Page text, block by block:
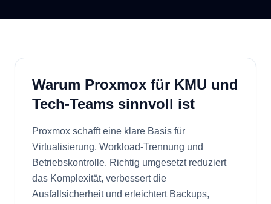
Warum Proxmox für KMU und
Tech-Teams sinnvoll ist
Proxmox schafft eine klare Basis für
Virtualisierung, Workload-Trennung und
Betriebskontrolle. Richtig umgesetzt reduziert
das Komplexität, verbessert die
Ausfallsicherheit und erleichtert Backups,